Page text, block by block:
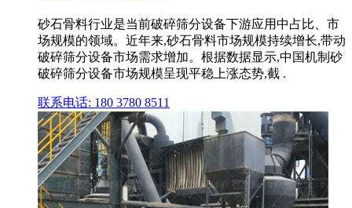
砂石骨料行业是当前破碎筛分设备下游应用中占比、市
场规模的领域。近年来,砂石骨料市场规模持续增长,带动
破碎筛分设备市场需求增加。根据数据显示,中国机制砂
破碎筛分设备市场规模呈现平稳上涨态势,截 .
联系电话: 180 3780 8511